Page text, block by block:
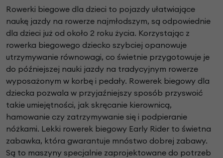
Rowerki biegowe dla dzieci to pojazdy ułatwiające
naukę jazdy na rowerze najmłodszym, są odpowiednie
dla dzieci już od około 2 roku życia. Korzystając z
rowerka biegowego dziecko szybciej opanowuje
utrzymywanie równowagi, co świetnie przygotowuje je
do późniejszej nauki jazdy na tradycyjnym rowerze
wyposażonym w korbę i pedały. Rowerek biegowy dla
dziecka pozwala w przyjaźniejszy sposób przyswoić
takie umiejętności, jak skręcanie kierownicą,
hamowanie czy zatrzymywanie się i podpieranie
nóżkami. Lekki rowerek biegowy Early Rider to świetna
zabawka, która gwarantuje mnóstwo dobrej zabawy.
Są to maszyny specjalnie zaprojektowane do potrzeb